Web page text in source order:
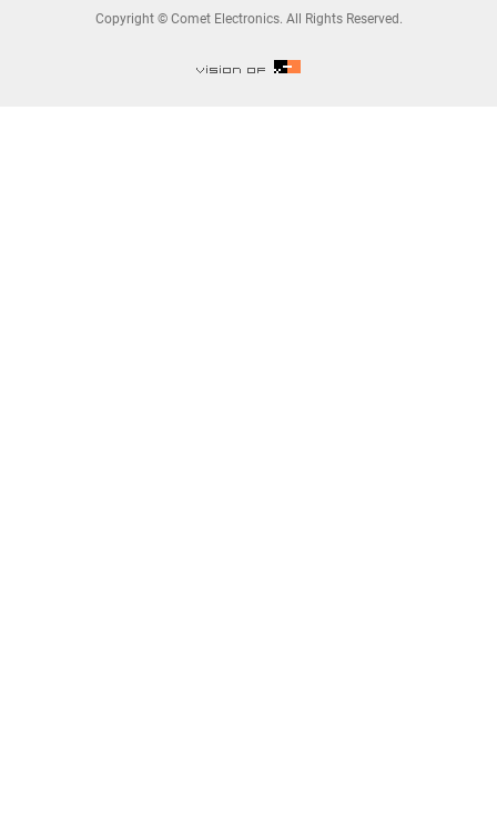
Copyright © Comet Electronics. All Rights Reserved.